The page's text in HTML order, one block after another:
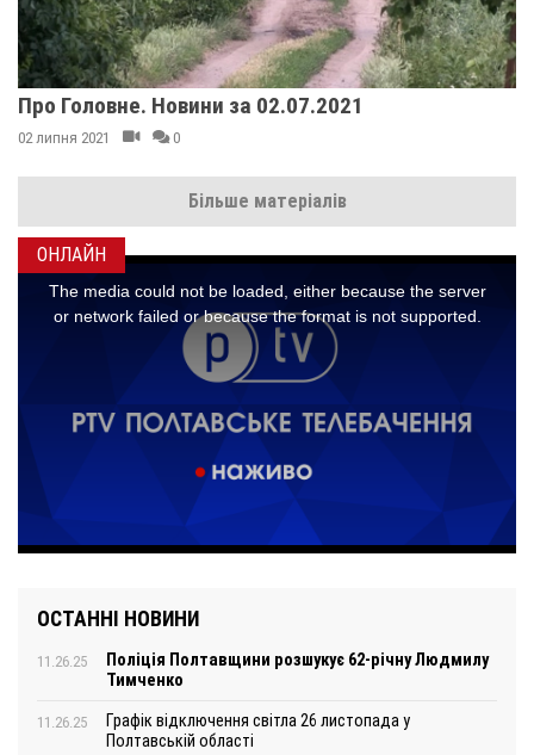
ОНЛАЙН
ОСТАННІ НОВИНИ
11.26.25
Поліція Полтавщини розшукує 62-річну Людмилу
Тимченко
11.26.25
Графік відключення світла 26 листопада у
Полтавській області
Про Головне. Новини за 02.07.2021
02 липня 2021 0
Більше матеріалів